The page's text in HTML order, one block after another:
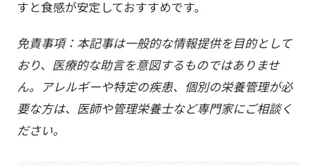
すと食感が安定しておすすめです。
免責事項：本記事は一般的な情報提供を目的として
おり、医療的な助言を意図するものではありませ
ん。アレルギーや特定の疾患、個別の栄養管理が必
要な方は、医師や管理栄養士など専門家にご相談く
ださい。